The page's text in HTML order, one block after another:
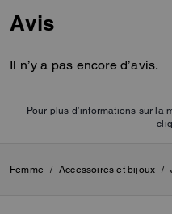
Avis
Il n’y a pas encore d’avis.
Pour plus d’informations sur la
Femme / Accessoires et bijoux /